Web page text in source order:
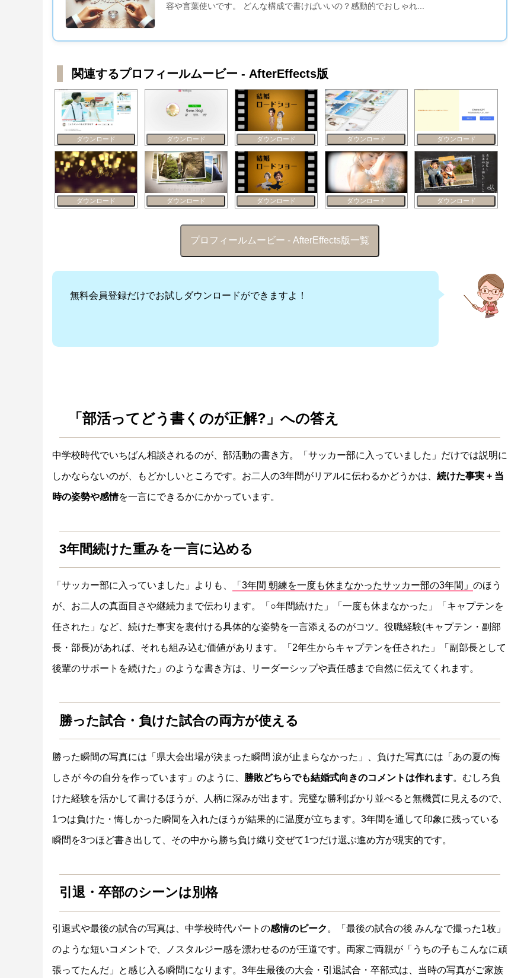
容や言葉使いです。 どんな構成で書けばいいの？感動的でおしゃれ...
関連するプロフィールムービー - AfterEffects版
ダウンロード ダウンロード ダウンロード ダウンロード ダウンロード
ダウンロード ダウンロード ダウンロード ダウンロード ダウンロード
プロフィールムービー - AfterEffects版一覧
無料会員登録だけでお試しダウンロードができますよ！
「部活ってどう書くのが正解?」への答え
中学校時代でいちばん相談されるのが、部活動の書き方。「サッカー部に入っていました」だけでは説明に
しかならないのが、もどかしいところです。お二人の3年間がリアルに伝わるかどうかは、 続けた事実 + 当
時の姿勢や感情を一言にできるかにかかっています。
3年間続けた重みを一言に込める
「サッカー部に入っていました」よりも、 「3年間 朝練を一度も休まなかったサッカー部の3年間」 のほう
が、お二人の真面目さや継続力まで伝わります。「○年間続けた」「一度も休まなかった」「キャプテンを
任された」など、続けた事実を裏付ける具体的な姿勢を一言添えるのがコツ。役職経験(キャプテン・副部
長・部長)があれば、それも組み込む価値があります。「2年生からキャプテンを任された」「副部長として
後輩のサポートを続けた」のような書き方は、リーダーシップや責任感まで自然に伝えてくれます。
勝った試合・負けた試合の両方が使える
勝った瞬間の写真には「県大会出場が決まった瞬間 涙が止まらなかった」、負けた写真には「あの夏の悔
しさが 今の自分を作っています」のように、 勝敗どちらでも結婚式向きのコメントは作れます。むしろ負
けた経験を活かして書けるほうが、人柄に深みが出ます。完璧な勝利ばかり並べると無機質に見えるので、
1つは負けた・悔しかった瞬間を入れたほうが結果的に温度が立ちます。3年間を通して印象に残っている
瞬間を3つほど書き出して、その中から勝ち負け織り交ぜて1つだけ選ぶ進め方が現実的です。
引退・卒部のシーンは別格
引退式や最後の試合の写真は、中学校時代パートの感情のピーク 。「最後の試合の後 みんなで撮った1枚」
のような短いコメントで、ノスタルジー感を漂わせるのが王道です。両家ご両親が「うちの子もこんなに頑
張ってたんだ」と感じ入る瞬間になります。3年生最後の大会・引退試合・卒部式は、当時の写真がご家族